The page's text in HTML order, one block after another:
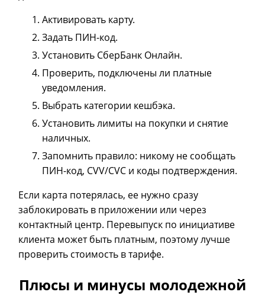
Активировать карту.
Задать ПИН-код.
Установить СберБанк Онлайн.
Проверить, подключены ли платные
уведомления.
Выбрать категории кешбэка.
Установить лимиты на покупки и снятие
наличных.
Запомнить правило: никому не сообщать
ПИН-код, CVV/CVC и коды подтверждения.
Если карта потерялась, ее нужно сразу
заблокировать в приложении или через
контактный центр. Перевыпуск по инициативе
клиента может быть платным, поэтому лучше
проверить стоимость в тарифе.
Плюсы и минусы молодежной